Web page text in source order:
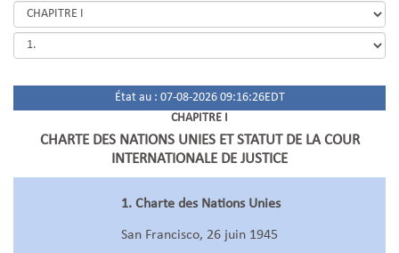
CETTE
PAGE
EN
PDF
État au : 07-08-2026 09:16:26EDT
CHAPITRE I
CHARTE DES NATIONS UNIES ET STATUT DE LA COUR
INTERNATIONALE DE JUSTICE
1. Charte des Nations Unies
San Francisco, 26 juin 1945